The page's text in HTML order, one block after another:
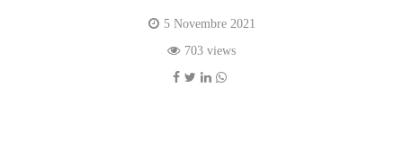
5 Novembre 2021
703 views